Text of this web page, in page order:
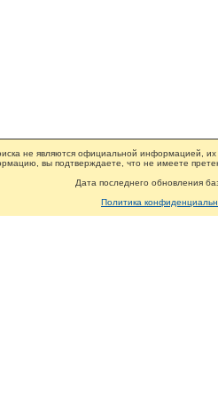
не являются официальной информацией,
вы подтверждаете, что не имеете
Дата последнего обновления
Политика